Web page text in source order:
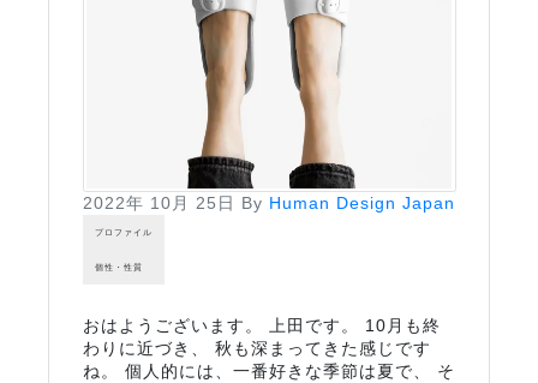
2022年 10月 25日 By Human Design Japan
プロファイル
個性・性質
おはようございます。 上田です。 10月も終
わりに近づき、 秋も深まってきた感じです
ね。 個人的には、一番好きな季節は夏で、 そ